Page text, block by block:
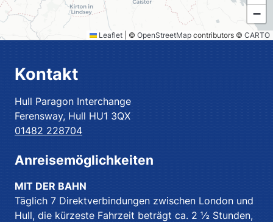
−
Leaflet © OpenStreetMap contributors © CARTO
Kontakt
Hull Paragon Interchange
Ferensway, Hull HU1 3QX
01482 228704
Anreisemöglichkeiten
MIT DER BAHN
Täglich 7 Direktverbindungen zwischen London und
Hull, die kürzeste Fahrzeit beträgt ca. 2 ½ Stunden,